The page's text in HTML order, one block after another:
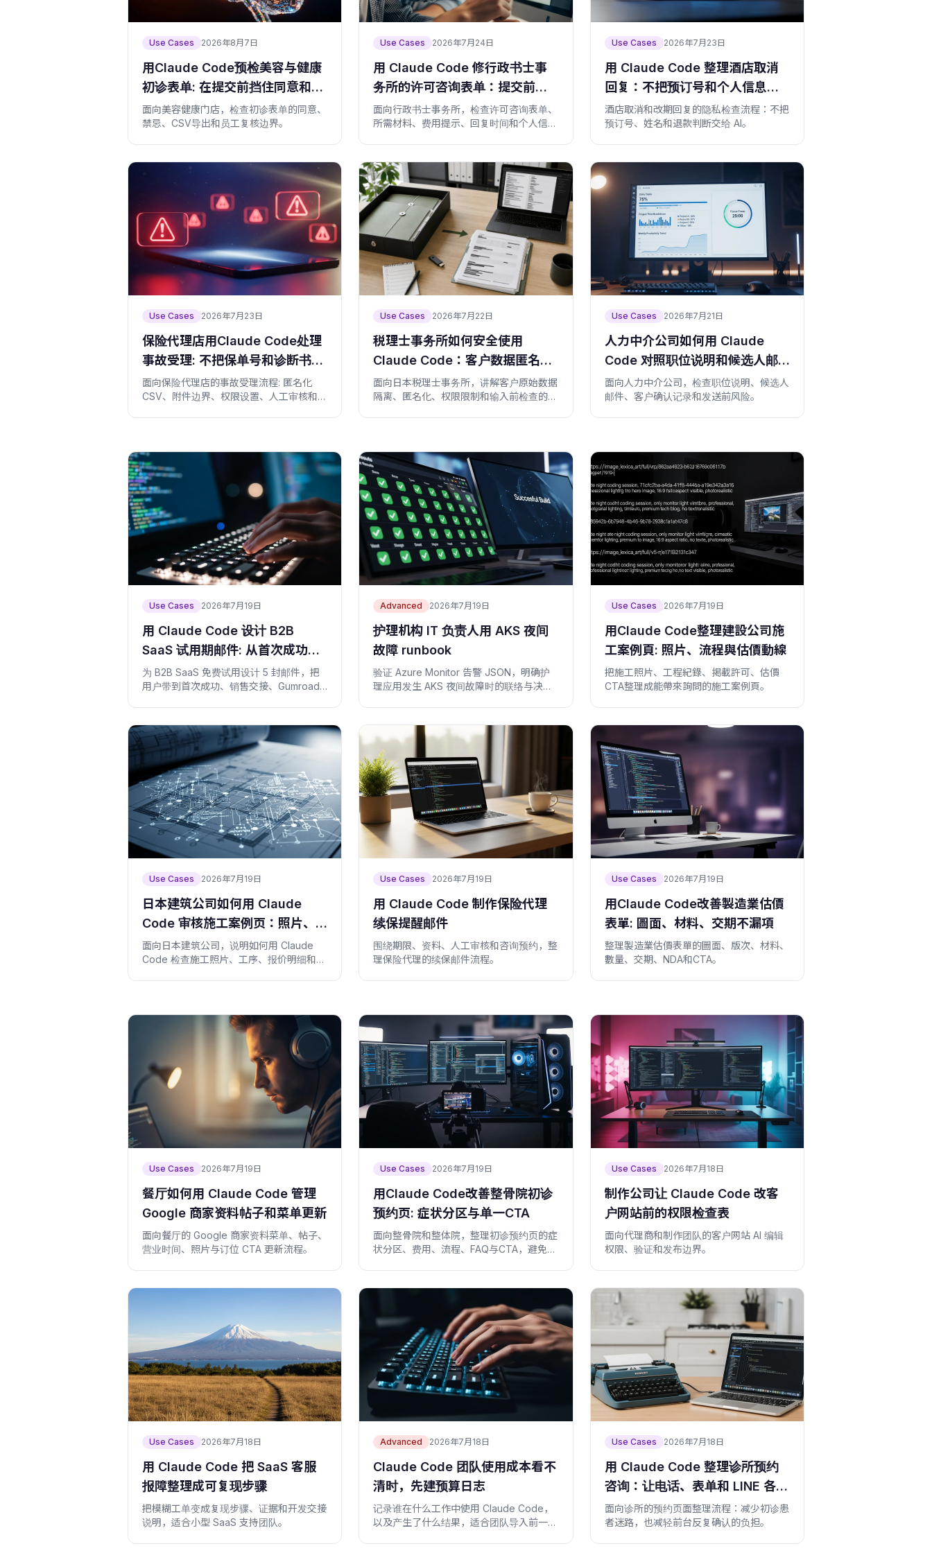
Use Cases 2026年8月7日
用Claude Code预检美容与健康
初诊表单: 在提交前挡住同意和禁
忌遗漏
面向美容健康门店，检查初诊表单的同意、
禁忌、CSV导出和员工复核边界。
Use Cases 2026年7月24日
用 Claude Code 修行政书士事
务所的许可咨询表单：提交前显
示材料和回复时间
面向行政书士事务所，检查许可咨询表单、
所需材料、费用提示、回复时间和个人信息
Use Cases 2026年7月23日
用 Claude Code 整理酒店取消
回复：不把预订号和个人信息交
给 AI 的检查表
酒店取消和改期回复的隐私检查流程：不把
预订号、姓名和退款判断交给 AI。
Use Cases 2026年7月23日
保险代理店用Claude Code处理
事故受理: 不把保单号和诊断书交
给AI
面向保险代理店的事故受理流程: 匿名化
CSV、附件边界、权限设置、人工审核和咨
Use Cases 2026年7月22日
税理士事务所如何安全使用
Claude Code：客户数据匿名化
与权限设置
面向日本税理士事务所，讲解客户原始数据
隔离、匿名化、权限限制和输入前检查的实
Use Cases 2026年7月21日
人力中介公司如何用 Claude
Code 对照职位说明和候选人邮
件
面向人力中介公司，检查职位说明、候选人
邮件、客户确认记录和发送前风险。
Use Cases 2026年7月19日
用 Claude Code 设计 B2B
SaaS 试用期邮件: 从首次成功到
商机
为 B2B SaaS 免费试用设计 5 封邮件，把
用户带到首次成功、销售交接、Gumroad
Advanced 2026年7月19日
护理机构 IT 负责人用 AKS 夜间
故障 runbook
验证 Azure Monitor 告警 JSON，明确护
理应用发生 AKS 夜间故障时的联络与决策
Use Cases 2026年7月19日
用Claude Code整理建設公司施
工案例頁: 照片、流程與估價動線
把施工照片、工程紀錄、掲載許可、估價
CTA整理成能帶來詢問的施工案例頁。
Use Cases 2026年7月19日
日本建筑公司如何用 Claude
Code 审核施工案例页：照片、
工序与报价明细
面向日本建筑公司，说明如何用 Claude
Code 检查施工照片、工序、报价明细和现
Use Cases 2026年7月19日
用 Claude Code 制作保险代理
续保提醒邮件
围绕期限、资料、人工审核和咨询预约，整
理保险代理的续保邮件流程。
Use Cases 2026年7月19日
用Claude Code改善製造業估價
表單: 圖面、材料、交期不漏項
整理製造業估價表單的圖面、版次、材料、
數量、交期、NDA和CTA。
Use Cases 2026年7月19日
餐厅如何用 Claude Code 管理
Google 商家资料帖子和菜单更新
面向餐厅的 Google 商家资料菜单、帖子、
营业时间、照片与订位 CTA 更新流程。
Use Cases 2026年7月19日
用Claude Code改善整骨院初诊
预约页: 症状分区与单一CTA
面向整骨院和整体院，整理初诊预约页的症
状分区、费用、流程、FAQ与CTA，避免读
Use Cases 2026年7月18日
制作公司让 Claude Code 改客
户网站前的权限检查表
面向代理商和制作团队的客户网站 AI 编辑
权限、验证和发布边界。
Use Cases 2026年7月18日
用 Claude Code 把 SaaS 客服
报障整理成可复现步骤
把模糊工单变成复现步骤、证据和开发交接
说明，适合小型 SaaS 支持团队。
Advanced 2026年7月18日
Claude Code 团队使用成本看不
清时，先建预算日志
记录谁在什么工作中使用 Claude Code，
以及产生了什么结果，适合团队导入前一周
Use Cases 2026年7月18日
用 Claude Code 整理诊所预约
咨询：让电话、表单和 LINE 各司
其职
面向诊所的预约页面整理流程：减少初诊患
者迷路，也减轻前台反复确认的负担。